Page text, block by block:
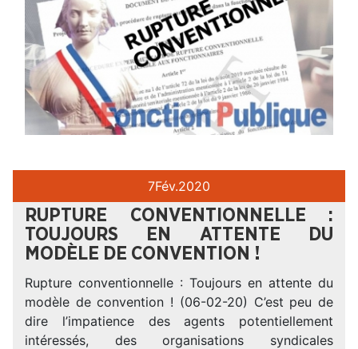
7Fév.2020
RUPTURE CONVENTIONNELLE :
TOUJOURS EN ATTENTE DU
MODÈLE DE CONVENTION !
Rupture conventionnelle : Toujours en attente du
modèle de convention ! (06-02-20) C’est peu de
dire l’impatience des agents potentiellement
intéressés, des organisations syndicales